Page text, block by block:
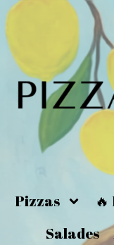
Pizzas
Salades